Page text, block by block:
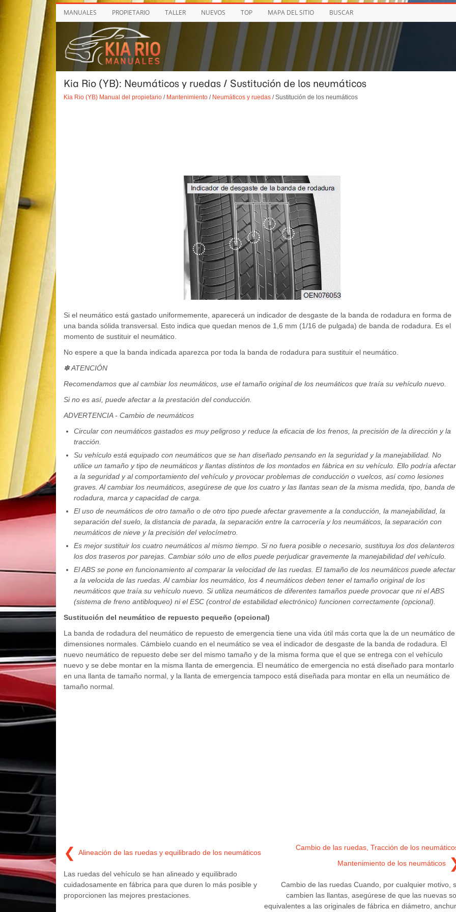
MANUALES PROPIETARIO TALLER NUEVOS TOP MAPA DEL SITIO BUSCAR
Kia Rio (YB): Neumáticos y ruedas / Sustitución de los neumáticos
Kia Rio (YB) Manual del propietario/ Mantenimiento/ Neumáticos y ruedas/ Sustitución de los neumáticos
Si el neumático está gastado uniformemente, aparecerá un indicador de desgaste de la banda de rodadura en forma de
una banda sólida transversal. Esto indica que quedan menos de 1,6 mm (1/16 de pulgada) de banda de rodadura. Es el
momento de sustituir el neumático.
No espere a que la banda indicada aparezca por toda la banda de rodadura para sustituir el neumático.
✽ ATENCIÓN
Recomendamos que al cambiar los neumáticos, use el tamaño original de los neumáticos que traía su vehículo nuevo.
Si no es así, puede afectar a la prestación del conducción.
ADVERTENCIA - Cambio de neumáticos
Circular con neumáticos gastados es muy peligroso y reduce la eficacia de los frenos, la precisión de la dirección y la
tracción.
Su vehículo está equipado con neumáticos que se han diseñado pensando en la seguridad y la manejabilidad. No
utilice un tamaño y tipo de neumáticos y llantas distintos de los montados en fábrica en su vehículo. Ello podría afectar
a la seguridad y al comportamiento del vehículo y provocar problemas de conducción o vuelcos, así como lesiones
graves. Al cambiar los neumáticos, asegúrese de que los cuatro y las llantas sean de la misma medida, tipo, banda de
rodadura, marca y capacidad de carga.
El uso de neumáticos de otro tamaño o de otro tipo puede afectar gravemente a la conducción, la manejabilidad, la
separación del suelo, la distancia de parada, la separación entre la carrocería y los neumáticos, la separación con
neumáticos de nieve y la precisión del velocímetro.
Es mejor sustituir los cuatro neumáticos al mismo tiempo. Si no fuera posible o necesario, sustituya los dos delanteros
los dos traseros por parejas. Cambiar sólo uno de ellos puede perjudicar gravemente la manejabilidad del vehículo.
El ABS se pone en funcionamiento al comparar la velocidad de las ruedas. El tamaño de los neumáticos puede afectar
a la velocida de las ruedas. Al cambiar los neumático, los 4 neumáticos deben tener el tamaño original de los
neumáticos que traía su vehículo nuevo. Si utiliza neumáticos de diferentes tamaños puede provocar que ni el ABS
(sistema de freno antibloqueo) ni el ESC (control de estabilidad electrónico) funcionen correctamente (opcional).
Sustitución del neumático de repuesto pequeño (opcional)
La banda de rodadura del neumático de repuesto de emergencia tiene una vida útil más corta que la de un neumático de
dimensiones normales. Cámbielo cuando en el neumático se vea el indicador de desgaste de la banda de rodadura. El
nuevo neumático de repuesto debe ser del mismo tamaño y de la misma forma que el que se entrega con el vehículo
nuevo y se debe montar en la misma llanta de emergencia. El neumático de emergencia no está diseñado para montarlo
en una llanta de tamaño normal, y la llanta de emergencia tampoco está diseñada para montar en ella un neumático de
tamaño normal.
❮ Alineación de las ruedas y equilibrado de los neumáticos
Las ruedas del vehículo se han alineado y equilibrado
cuidadosamente en fábrica para que duren lo más posible y
proporcionen las mejores prestaciones.
Cambio de las ruedas, Tracción de los
Mantenimiento de los neumáticos
Cambio de las ruedas Cuando, por cualquier motivo,
cambien las llantas, asegúrese de que las nuevas
equivalentes a las originales de fábrica en diámetro,